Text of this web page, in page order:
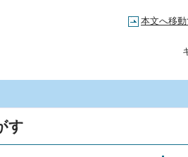
本文へ移動
す